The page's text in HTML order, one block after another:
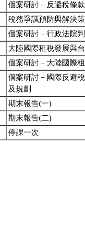
個案研討－反避稅條
稅務爭議預防與解決
個案研討－行政法院
大陸國際租稅發展與
個案研討－大陸國際
個案研討－國際反避
及規劃
期末報告(一)
期末報告(二)
停課一次